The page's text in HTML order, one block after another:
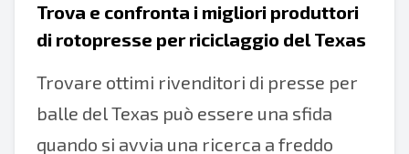
Trova e confronta i migliori produttori
di rotopresse per riciclaggio del Texas
Trovare ottimi rivenditori di presse per
balle del Texas può essere una sfida
quando si avvia una ricerca a freddo